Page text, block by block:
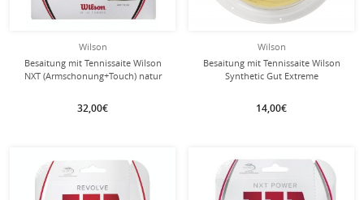
Wilson
Besaitung mit Tennissaite Wilson
NXT (Armschonung+Touch) natur
32,00€
Wilson
Besaitung mit Tennissaite Wilson
Synthetic Gut Extreme
14,00€
Besaitung
mit dieser Saite Besaitung
mit dieser Saite